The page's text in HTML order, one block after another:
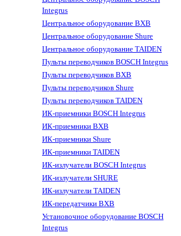
Integrus
Центральное оборудование BXB
Центральное оборудование Shure
Центральное оборудование TAIDEN
Пульты переводчиков BOSCH Integrus
Пульты переводчиков BXB
Пульты переводчиков Shure
Пульты переводчиков TAIDEN
ИК-приемники BOSCH Integrus
ИК-приемники BXB
ИК-приемники Shure
ИК-приемники TAIDEN
ИК-излучатели BOSCH Integrus
ИК-излучатели SHURE
ИК-излучатели TAIDEN
ИК-передатчики BXB
Установочное оборудование BOSCH
Integrus